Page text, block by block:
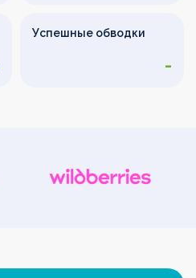
Успешные обводки
-